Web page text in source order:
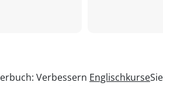
Verbessern EnglischkurseSie